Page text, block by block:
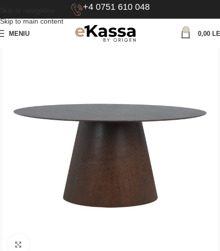
Skip to main content
+4 0751 610 048
MENIU
0
0,00